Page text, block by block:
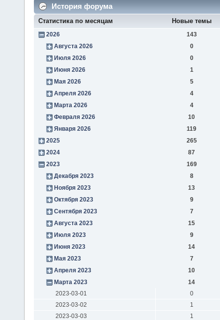
История форума
Статистика по месяцам Новые темы
2026
143
Августа 2026
0
Июля 2026
0
Июня 2026
1
Мая 2026
5
Апреля 2026
4
Марта 2026
4
Февраля 2026
10
Января 2026
119
2025
265
2024
87
2023
169
Декабря 2023
8
Ноября 2023
13
Октября 2023
9
Сентября 2023
7
Августа 2023
15
Июля 2023
9
Июня 2023
14
Мая 2023
7
Апреля 2023
10
Марта 2023
14
2023-03-01
0
2023-03-02
1
2023-03-03
1